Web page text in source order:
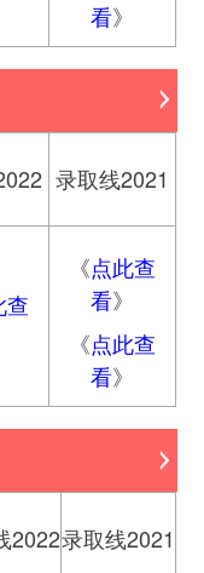
看》
录取线2021
查
《点此查
看》
《点此查
看》
2022录取线2021